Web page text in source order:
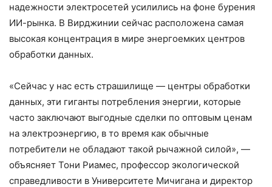
надежности электросетей усилились на фоне бурения
ИИ-рынка. В Вирджинии сейчас расположена самая
высокая концентрация в мире энергоемких центров
обработки данных.
«Сейчас у нас есть страшилище — центры обработки
данных, эти гиганты потребления энергии, которые
часто заключают выгодные сделки по оптовым ценам
на электроэнергию, в то время как обычные
потребители не обладают такой рычажной силой», —
объясняет Тони Риамес, профессор экологической
справедливости в Университете Мичигана и директор